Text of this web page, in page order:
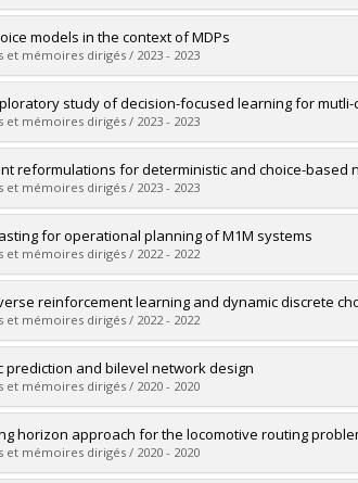
:Ph. D.
le document dans Papyrus
:Lamontagne, Steven
Doctoral
:Ph. D.
le document dans Papyrus
models in the context of MDPs
et mémoires dirigés / 2023 - 2023
:Mohammadpour, Sobhan
Master's
:M. Sc.
le document dans Papyrus
study of decision-focused learning for
et mémoires dirigés / 2023 - 2023
:Sugiarta, Wisang
Master's
:M. Sc.
le document dans Papyrus
reformulations for deterministic and choice-based
et mémoires dirigés / 2023 - 2023
:Legault, Robin
Master's
:M. Sc.
le document dans Papyrus
for operational planning of M1M systems
et mémoires dirigés / 2022 - 2022
:Amini, Mohammad
Master's
:M. Sc.
le document dans Papyrus
reinforcement learning and dynamic discrete
et mémoires dirigés / 2022 - 2022
:Kristensen, Drew
Master's
:M. Sc.
le document dans Papyrus
prediction and bilevel network design
et mémoires dirigés / 2020 - 2020
:Morin, Léonard Ryo
Doctoral
:Ph. D.
horizon approach for the locomotive routing
et mémoires dirigés / 2020 - 2020